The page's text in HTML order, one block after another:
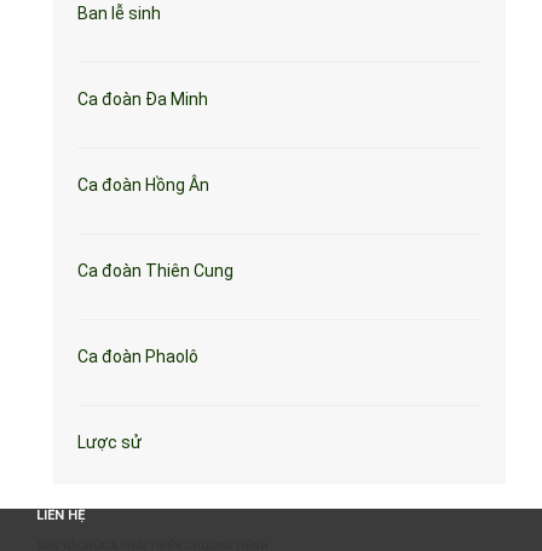
Ban lễ sinh
Ca đoàn Đa Minh
Ca đoàn Hồng Ân
Ca đoàn Thiên Cung
Ca đoàn Phaolô
Lược sử
LIÊN HỆ